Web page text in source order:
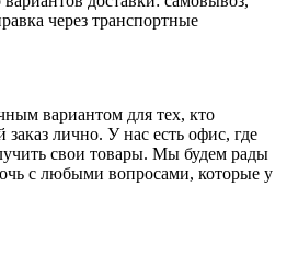
через транспортные
вариантом для тех, кто
заказ лично. У нас есть офис, где
свои товары. Мы будем рады
с любыми вопросами, которые у